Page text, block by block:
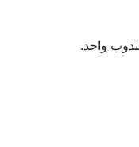
واحد.